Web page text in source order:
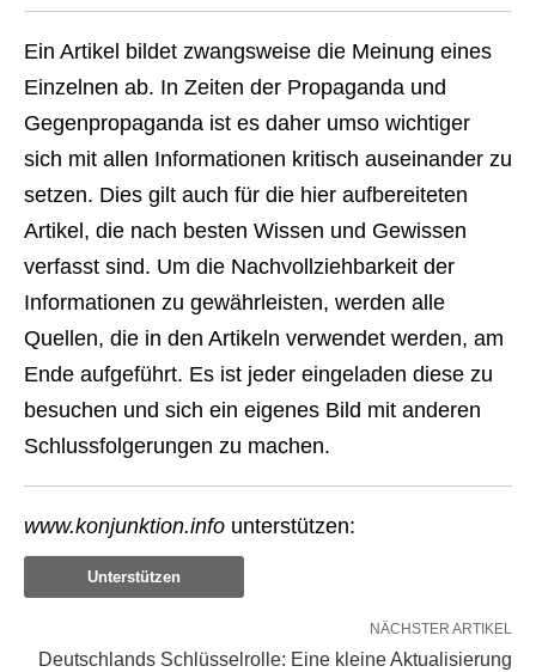
Ein Artikel bildet zwangsweise die Meinung eines
Einzelnen ab. In Zeiten der Propaganda und
Gegenpropaganda ist es daher umso wichtiger
sich mit allen Informationen kritisch auseinander zu
setzen. Dies gilt auch für die hier aufbereiteten
Artikel, die nach besten Wissen und Gewissen
verfasst sind. Um die Nachvollziehbarkeit der
Informationen zu gewährleisten, werden alle
Quellen, die in den Artikeln verwendet werden, am
Ende aufgeführt. Es ist jeder eingeladen diese zu
besuchen und sich ein eigenes Bild mit anderen
Schlussfolgerungen zu machen.
www.konjunktion.info unterstützen:
Unterstützen
NÄCHSTER ARTIKEL
Deutschlands Schlüsselrolle: Eine kleine Aktualisierung